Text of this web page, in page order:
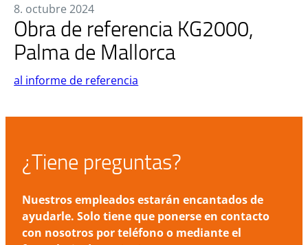
8. octubre 2024
Obra de referencia KG2000,
Palma de Mallorca
al informe de referencia
¿Tiene preguntas?
Nuestros empleados estarán encantados de
ayudarle. Solo tiene que ponerse en contacto
con nosotros por teléfono o mediante el